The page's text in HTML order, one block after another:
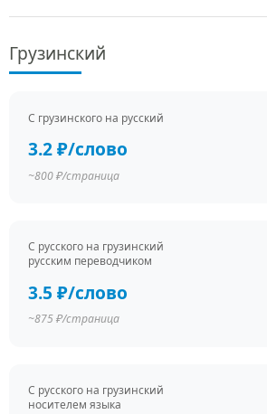
Грузинский
С грузинского на русский
3.2 ₽/слово
~800 ₽/страница
С русского на грузинский
русским переводчиком
3.5 ₽/слово
~875 ₽/страница
С русского на грузинский
носителем языка